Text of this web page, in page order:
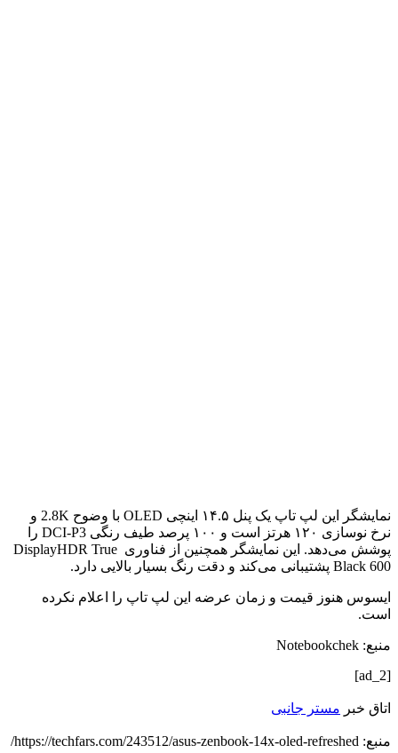
نمایشگر این لپ تاپ یک پنل ۱۴.۵ اینچی OLED با وضوح 2.8K و
نرخ نوسازی ۱۲۰ هرتز است و ۱۰۰ پرصد طیف رنگی DCI-P3 را
پوشش می‌دهد. این نمایشگر همچنین از فناوری DisplayHDR True
Black 600 پشتیبانی می‌کند و دقت رنگ بسیار بالایی دارد.
ایسوس هنوز قیمت و زمان عرضه این لپ تاپ را اعلام‌ نکرده
است.
منبع: Notebookchek
[ad_2]
اتاق خبر مستر جانبی
منبع: https://techfars.com/243512/asus-zenbook-14x-oled-refreshed/